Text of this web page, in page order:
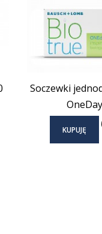
Soczewki
KUPUJĘ